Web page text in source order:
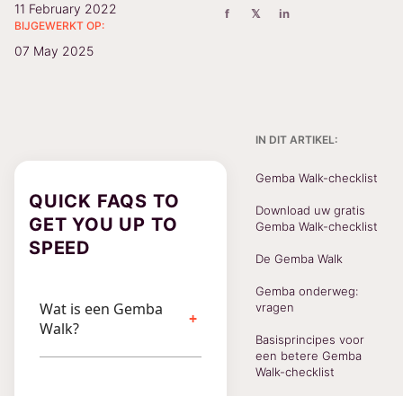
11 February 2022
BIJGEWERKT OP:
07 May 2025
f 𝕏 in
QUICK FAQS TO
GET YOU UP TO
SPEED
Wat is een Gemba
Walk?
IN DIT ARTIKEL:
Gemba Walk-checklist
Download uw gratis
Gemba Walk-checklist
De Gemba Walk
Gemba onderweg:
vragen
Basisprincipes voor
een betere Gemba
Walk-checklist